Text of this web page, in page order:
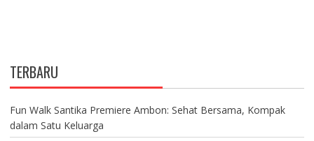
TERBARU
Fun Walk Santika Premiere Ambon: Sehat Bersama, Kompak
dalam Satu Keluarga